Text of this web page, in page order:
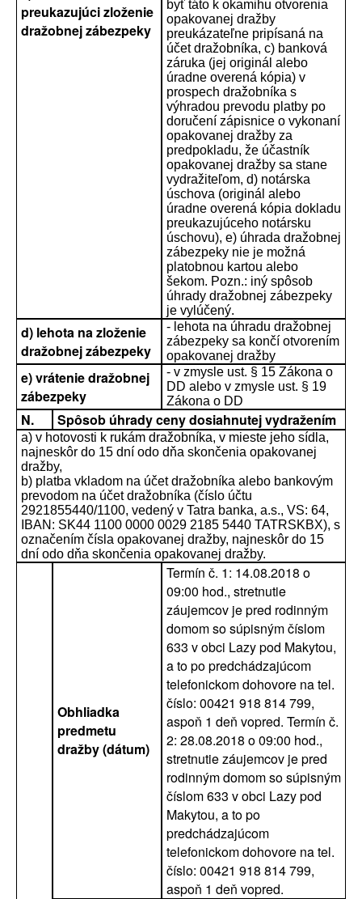
preukazujúci zloženie
dražobnej zábezpeky
byť táto k okamihu otvorenia
opakovanej dražby
preukázateľne pripísaná na
účet dražobníka, c) banková
záruka (jej originál alebo
úradne overená kópia) v
prospech dražobníka s
výhradou prevodu platby po
doručení zápisnice o vykonaní
opakovanej dražby za
predpokladu, že účastník
opakovanej dražby sa stane
vydražiteľom, d) notárska
úschova (originál alebo
úradne overená kópia dokladu
preukazujúceho notársku
úschovu), e) úhrada dražobnej
zábezpeky nie je možná
platobnou kartou alebo
šekom. Pozn.: iný spôsob
úhrady dražobnej zábezpeky
je vylúčený.
d) lehota na zloženie
dražobnej zábezpeky
- lehota na úhradu dražobnej
zábezpeky sa končí otvorením
opakovanej dražby
e) vrátenie dražobnej
zábezpeky
- v zmysle ust. § 15 Zákona o
DD alebo v zmysle ust. § 19
Zákona o DD
N. Spôsob úhrady ceny dosiahnutej vydražením
a) v hotovosti k rukám dražobníka, v mieste jeho sídla,
najneskôr do 15 dní odo dňa skončenia opakovanej
dražby,
b) platba vkladom na účet dražobníka alebo bankovým
prevodom na účet dražobníka (číslo účtu
2921855440/1100, vedený v Tatra banka, a.s., VS: 64,
IBAN: SK44 1100 0000 0029 2185 5440 TATRSKBX), s
označením čísla opakovanej dražby, najneskôr do 15
dní odo dňa skončenia opakovanej dražby.
Obhliadka
predmetu
dražby (dátum)
Termín č. 1: 14.08.2018 o
09:00 hod., stretnutie
záujemcov je pred rodinným
domom so súpisným číslom
633 v obci Lazy pod Makytou,
a to po predchádzajúcom
telefonickom dohovore na tel.
číslo: 00421 918 814 799,
aspoň 1 deň vopred. Termín č.
2: 28.08.2018 o 09:00 hod.,
stretnutie záujemcov je pred
rodinným domom so súpisným
číslom 633 v obci Lazy pod
Makytou, a to po
predchádzajúcom
telefonickom dohovore na tel.
číslo: 00421 918 814 799,
aspoň 1 deň vopred.